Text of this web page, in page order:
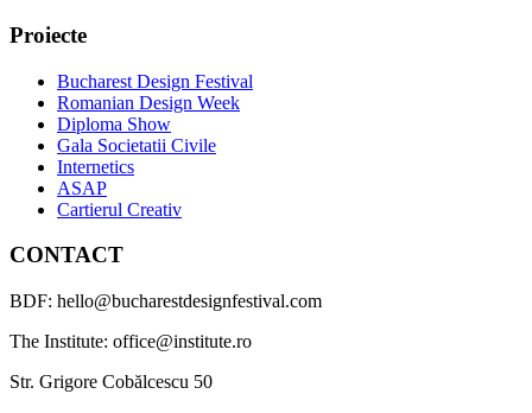
Proiecte
Bucharest Design Festival
Romanian Design Week
Diploma Show
Gala Societatii Civile
Internetics
ASAP
Cartierul Creativ
CONTACT
BDF: hello@bucharestdesignfestival.com
The Institute: office@institute.ro
Str. Grigore Cobălcescu 50